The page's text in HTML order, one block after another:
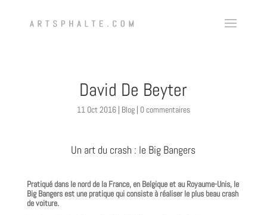
David De Beyter
11 Oct 2016| Blog| 0 commentaires
Un art du crash : le Big Bangers
Pratiqué dans le nord de la France, en Belgique et au Royaume-Unis, le
Big Bangers est une pratique qui consiste à réaliser le plus beau crash
de voiture.